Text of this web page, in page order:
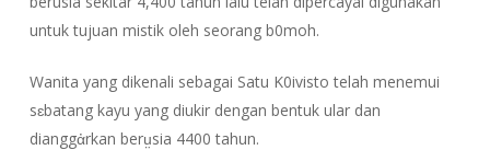
untuk tujuan mistik oleh seorang b0moh.
Wanita yang dikenali sebagai Satu K0ivisto telah menemui
sɛbatang kayu yang diukir dengan bentuk ular dan
dianggἀrkan berṳsia 4400 tahun.